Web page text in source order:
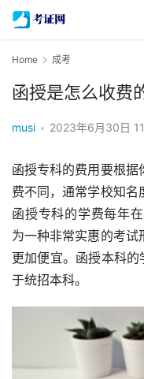
Home 成考
函授是怎么收费
musi • 2023年6月30日
函授专科的费用要根
费不同，通常学校知名
函授专科的学费每年
为一种非常实惠的考
更加便宜。函授本科
于统招本科。